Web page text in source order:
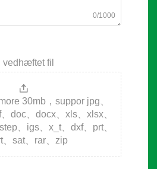
0/1000
vedhæftet fil
30mb，suppor jpg、
doc、docx、xls、xlsx、
、igs、x_t、dxf、prt、
、sat、rar、zip